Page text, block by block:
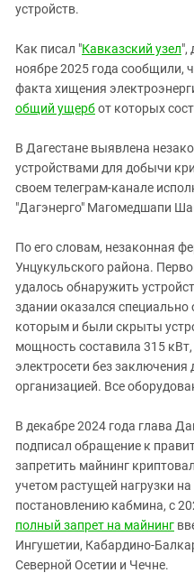
Северная Осетия - Алания
Ставропольский край
Чечня
Южный Кавказ
ЮФО
устройств.
Как писал "Кавказский узел",
ноябре 2025 года сообщили,
факта хищения
общий ущербот которых
В Дагестане выявлена
устройствами для добычи
своем телеграм-канале
"Дагэнерго" Магомедшапи
По его словам, незаконная
Унцукульского района.
удалось обнаружить
здании оказался
которым и были скрыты
мощность составила 315
электросети без
организацией. Все
В декабре 2024 года глава
подписал обращение к
запретить майнинг
учетом растущей нагрузки
постановлению кабмина, с
полный запрет на майнинг
Ингушетии, Кабардино-
Северной Осетии и Чечне.